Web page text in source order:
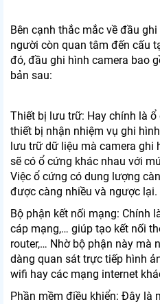
Bên cạnh thắc mắc về đầu
người còn quan tâm đến cấu
đó, đầu ghi hình camera bao
bản sau:
Thiết bị lưu trữ: Hay chính là
thiết bị nhận nhiệm vụ ghi
lưu trữ dữ liệu mà camera ghi
sẽ có ổ cứng khác nhau với
Việc ổ cứng có dung lượng
được càng nhiều và ngược lại.
Bộ phận kết nối mạng: Chính
cáp mạng,… giúp tạo kết nối
router,… Nhờ bộ phận này mà
dàng quan sát trực tiếp hình
wifi hay các mạng internet
Phần mềm điều khiển: Đây là